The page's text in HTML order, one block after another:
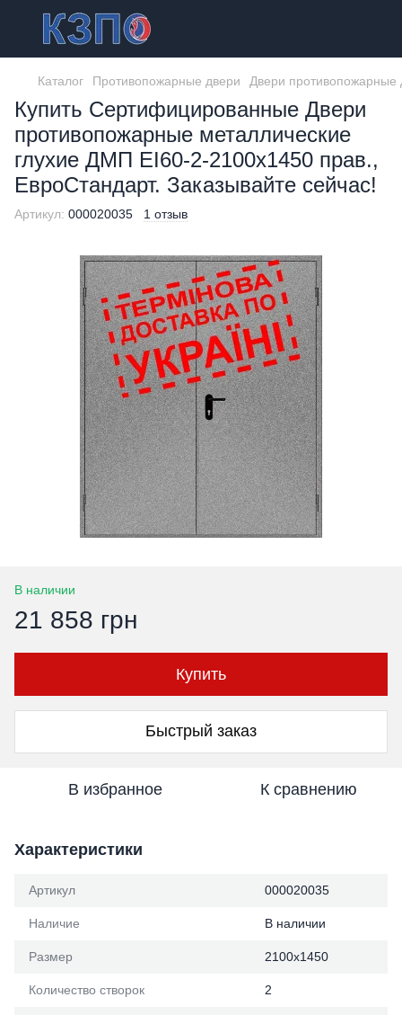
Каталог Противопожарные двери Двери противопожарные
Купить Сертифицированные Двери
противопожарные металлические
глухие ДМП ЕІ60-2-2100x1450 прав.,
ЕвроСтандарт. Заказывайте сейчас!
Артикул: 000020035 1 отзыв
В наличии
21 858 грн
Купить
Быстрый заказ
В избранное К сравнению
Характеристики
Артикул 000020035
Наличие В наличии
Размер 2100х1450
Количество створок 2